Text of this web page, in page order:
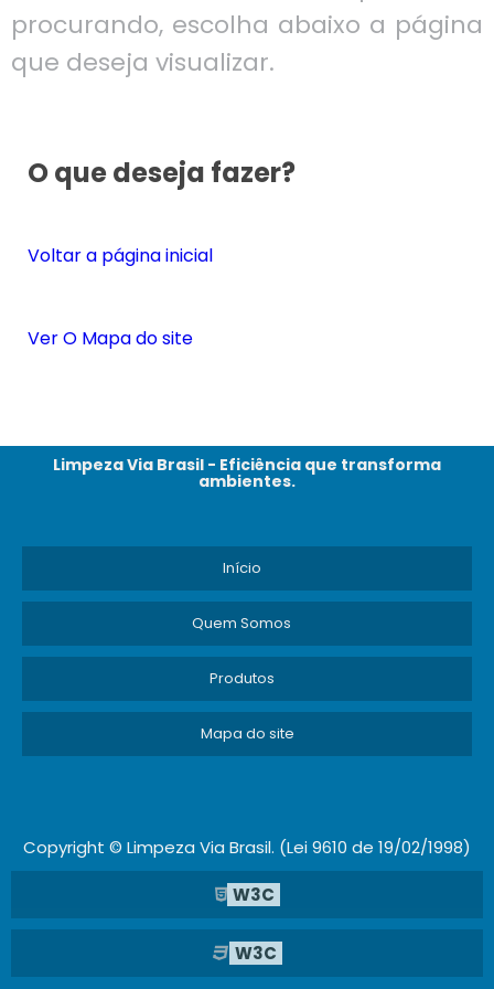
procurando, escolha abaixo a página
que deseja visualizar.
O que deseja fazer?
Voltar a página inicial
Ver O Mapa do site
Limpeza Via Brasil - Eficiência que transforma
ambientes.
Início
Quem Somos
Produtos
Mapa do site
Copyright © Limpeza Via Brasil. (Lei 9610 de 19/02/1998)
W3C
W3C